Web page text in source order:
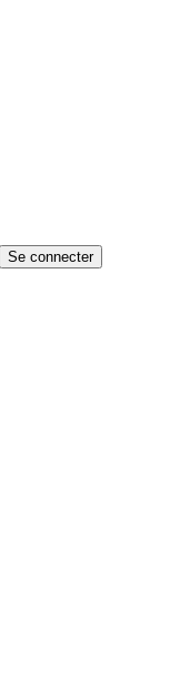
Se connecter